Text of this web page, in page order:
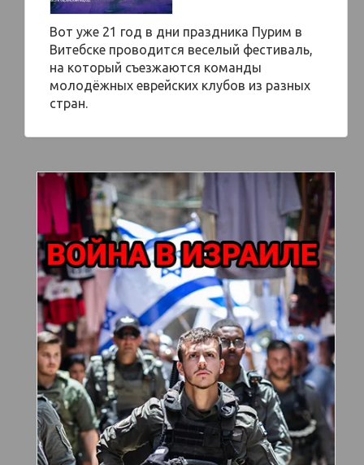
Вот уже 21 год в дни праздника Пурим в
Витебске проводится веселый фестиваль,
на который съезжаются команды
молодёжных еврейских клубов из разных
стран.